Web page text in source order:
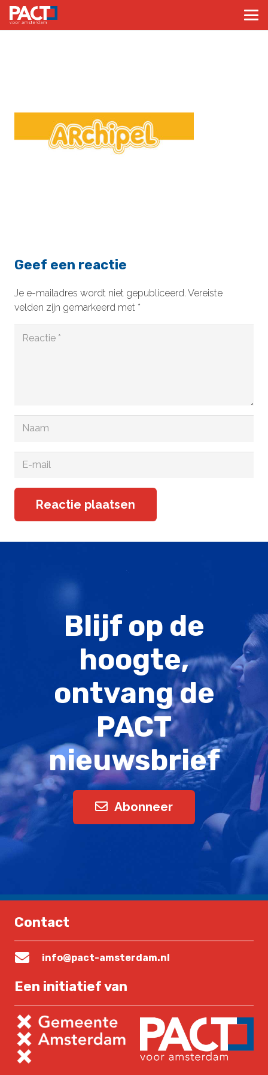
Geef een reactie
Je e-mailadres wordt niet gepubliceerd. Vereiste
velden zijn gemarkeerd met *
Reactie plaatsen
Blijf op de
hoogte,
ontvang de
PACT
nieuwsbrief
Abonneer
Contact
info@pact-amsterdam.nl
Een initiatief van